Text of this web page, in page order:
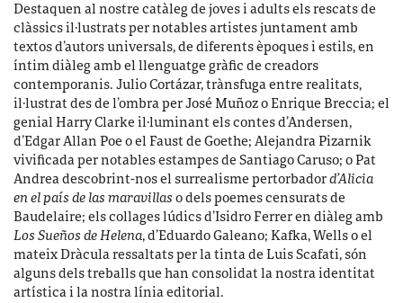
Destaquen al nostre catàleg de joves i adults els rescats de
clàssics il·lustrats per notables artistes juntament amb
textos d’autors universals, de diferents èpoques i estils, en
íntim diàleg amb el llenguatge gràfic de creadors
contemporanis. Julio Cortázar, trànsfuga entre realitats,
il·lustrat des de l’ombra per José Muñoz o Enrique Breccia; el
genial Harry Clarke il·luminant els contes d’Andersen,
d’Edgar Allan Poe o el Faust de Goethe; Alejandra Pizarnik
vivificada per notables estampes de Santiago Caruso; o Pat
Andrea descobrint-nos el surrealisme pertorbadord’Alicia
en el país de las maravillas o dels poemes censurats de
Baudelaire; els collages lúdics d’Isidro Ferrer en diàleg amb
Los Sueños de Helena, d’Eduardo Galeano; Kafka, Wells o el
mateix Dràcula ressaltats per la tinta de Luis Scafati, són
alguns dels treballs que han consolidat la nostra identitat
artística i la nostra línia editorial.